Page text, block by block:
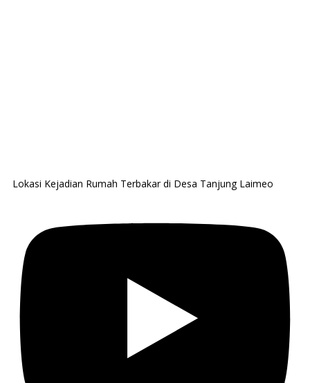
Lokasi Kejadian Rumah Terbakar di Desa Tanjung Laimeo